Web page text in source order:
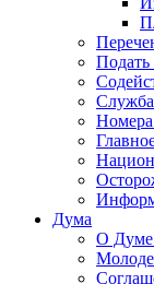
Служба
Номера
Дума
О Думе